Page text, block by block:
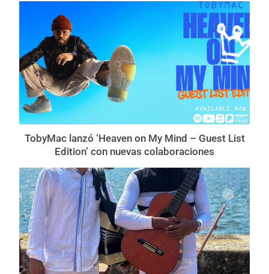
TobyMac lanzó ‘Heaven on My Mind – Guest List
Edition’ con nuevas colaboraciones